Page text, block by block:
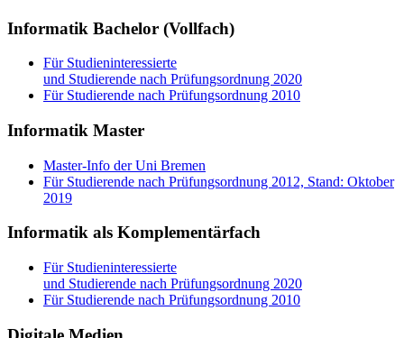
Informatik Bachelor (Vollfach)
Für Studieninteressierte
und Studierende nach Prüfungsordnung 2020
Für Studierende nach Prüfungsordnung 2010
Informatik Master
Master-Info der Uni Bremen
Für Studierende nach Prüfungsordnung 2012, Stand: Oktober
2019
Informatik als Komplementärfach
Für Studieninteressierte
und Studierende nach Prüfungsordnung 2020
Für Studierende nach Prüfungsordnung 2010